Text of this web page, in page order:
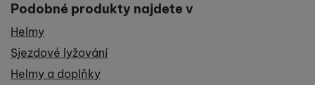
Podobné produkty najdete v
Helmy
Sjezdové lyžování
Helmy a doplňky